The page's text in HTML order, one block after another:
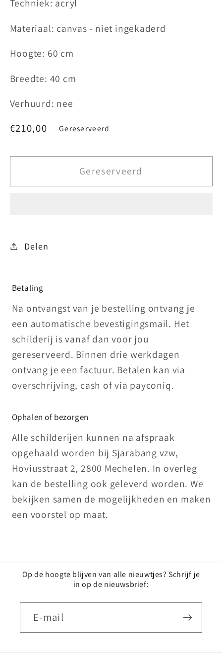
Techniek: acryl
Materiaal: canvas - niet ingekaderd
Hoogte: 60 cm
Breedte: 40 cm
Verhuurd: nee
Normale
€210,00 Gereserveerd
Gereserveerd
Delen
Betaling
Na ontvangst van je bestelling ontvang je
een automatische bevestigingsmail. Het
schilderij is vanaf dan voor jou
gereserveerd. Binnen drie werkdagen
ontvang je een factuur. Betalen kan via
overschrijving, cash of via payconiq.
Ophalen of bezorgen
Alle schilderijen kunnen na afspraak
opgehaald worden bij Sjarabang vzw,
Hoviusstraat 2, 2800 Mechelen. In overleg
kan de bestelling ook geleverd worden. We
bekijken samen de mogelijkheden en maken
een voorstel op maat.
Op de hoogte blijven van alle nieuwtjes? Schrijf je
in op de nieuwsbrief:
E‑mail